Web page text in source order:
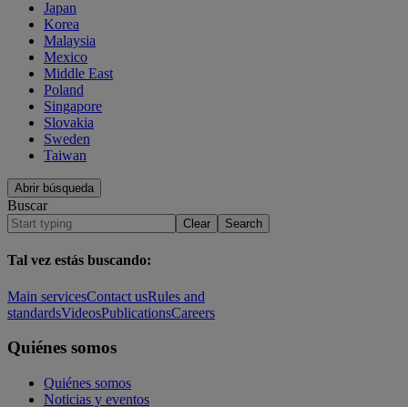
Japan
Korea
Malaysia
Mexico
Middle East
Poland
Singapore
Slovakia
Sweden
Taiwan
Abrir búsqueda
Buscar
Clear Search
Tal vez estás buscando:
Main servicesContact usRules and
standardsVideosPublicationsCareers
Quiénes somos
Quiénes somos
Noticias y eventos